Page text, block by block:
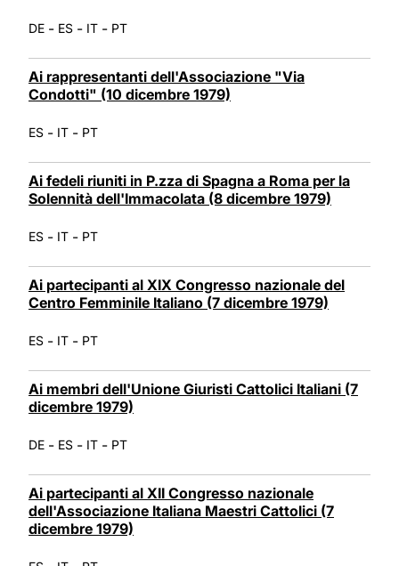
DE - ES - IT - PT
Ai rappresentanti dell'Associazione "Via
Condotti" (10 dicembre 1979)
ES - IT - PT
Ai fedeli riuniti in P.zza di Spagna a Roma per la
Solennità dell'Immacolata (8 dicembre 1979)
ES - IT - PT
Ai partecipanti al XIX Congresso nazionale del
Centro Femminile Italiano (7 dicembre 1979)
ES - IT - PT
Ai membri dell'Unione Giuristi Cattolici Italiani (7
dicembre 1979)
DE - ES - IT - PT
Ai partecipanti al XII Congresso nazionale
dell'Associazione Italiana Maestri Cattolici (7
dicembre 1979)